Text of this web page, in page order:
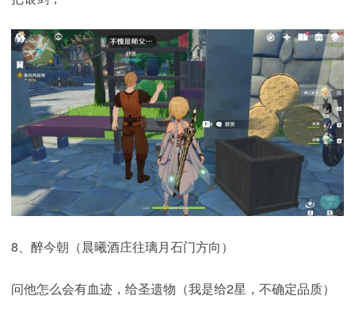
8、醉今朝（晨曦酒庄往璃月石门方向）
问他怎么会有血迹，给圣遗物（我是给2星，不确定品质）